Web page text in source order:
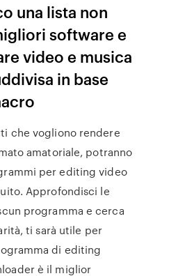
una lista non
software e
video e musica
in base
che vogliono rendere
amatoriale, potranno
per editing video
Approfondisci le
programma e cerca
ti sarà utile per
di editing
è il miglior